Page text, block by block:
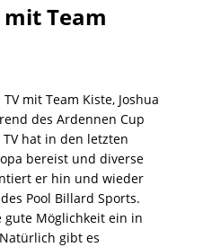
Team
mit Team Kiste, Joshua
des Ardennen Cup
hat in den letzten
bereist und diverse
er hin und wieder
Pool Billard Sports.
gute Möglichkeit ein in
gibt es